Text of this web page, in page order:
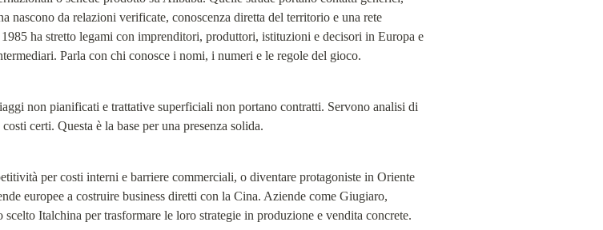
da relazioni verificate, conoscenza diretta del territorio e una rete
ha stretto legami con imprenditori, produttori, istituzioni e decisori in Europa e
Parla con chi conosce i nomi, i numeri e le regole del gioco.
non pianificati e trattative superficiali non portano contratti. Servono analisi di
certi. Questa è la base per una presenza solida.
per costi interni e barriere commerciali, o diventare protagoniste in Oriente
europee a costruire business diretti con la Cina. Aziende come Giugiaro,
Italchina per trasformare le loro strategie in produzione e vendita concrete.